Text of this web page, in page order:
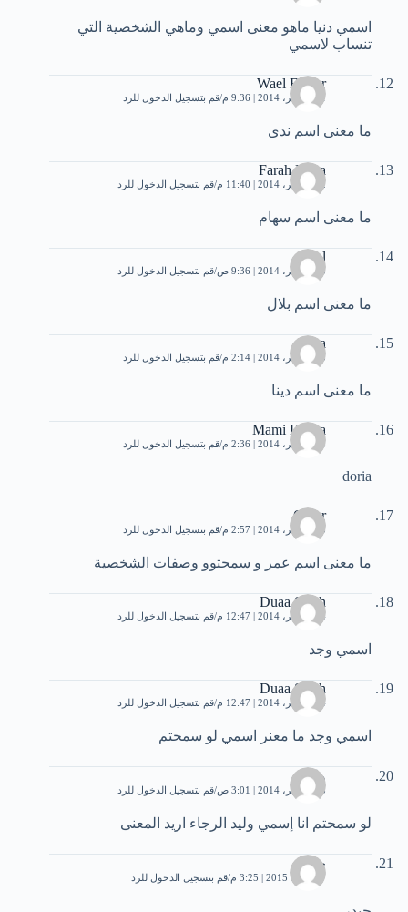
اسمي دنيا ماهو معنى اسمي وماهي الشخصية التي
تنساب ﻻسمي
Wael Fkaier
11 نوفمبر، 2014 | 9:36 م قم بتسجيل الدخول للرد
ما معنى اسم ندى
Farah Naya
12 نوفمبر، 2014 | 11:40 م قم بتسجيل الدخول للرد
ما معنى اسم سهام
bilal
13 نوفمبر، 2014 | 9:36 ص قم بتسجيل الدخول للرد
ما معنى اسم بلال
Dina
13 نوفمبر، 2014 | 2:14 م قم بتسجيل الدخول للرد
ما معنى اسم دينا
Mami Dorita
13 نوفمبر، 2014 | 2:36 م قم بتسجيل الدخول للرد
doria
Omar
13 نوفمبر، 2014 | 2:57 م قم بتسجيل الدخول للرد
ما معنى اسم عمر و سمحتوو وصفات الشخصية
Duaa Salah
14 نوفمبر، 2014 | 12:47 م قم بتسجيل الدخول للرد
اسمي وجد
Duaa Salah
14 نوفمبر، 2014 | 12:47 م قم بتسجيل الدخول للرد
اسمي وجد ما معنر اسمي لو سمحتم
وليد
15 نوفمبر، 2014 | 3:01 ص قم بتسجيل الدخول للرد
لو سمحتم انا إسمي وليد الرجاء اريد المعنى
حيدر
7 فبراير، 2015 | 3:25 م قم بتسجيل الدخول للرد